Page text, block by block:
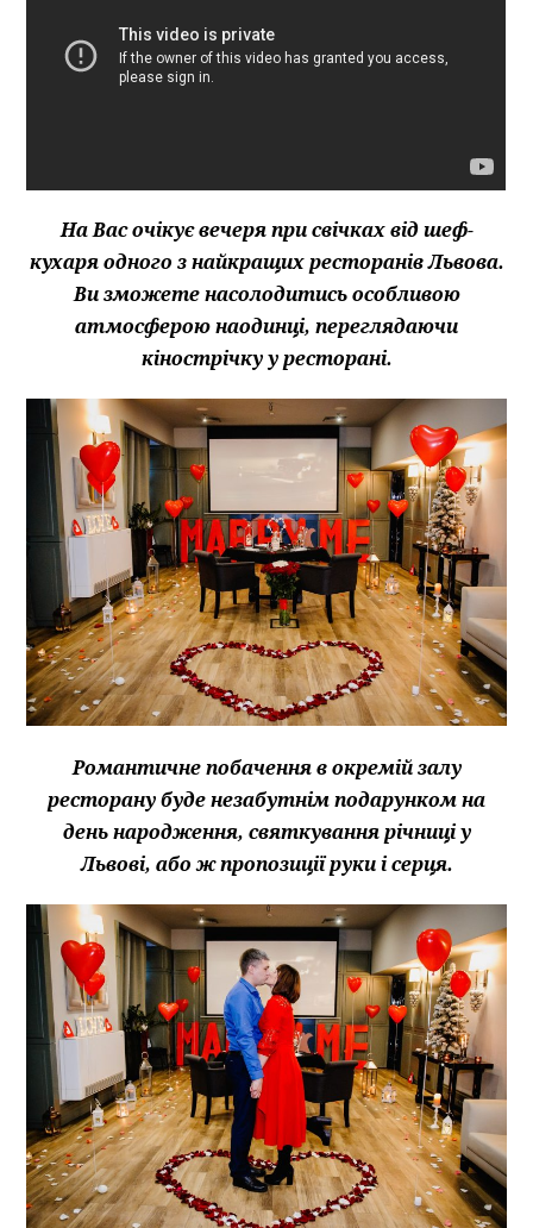
На Вас очікує вечеря при свічках від шеф-
кухаря одного з найкращих ресторанів Львова.
Ви зможете насолодитись особливою
атмосферою наодинці, переглядаючи
кінострічку у ресторані.
Романтичне побачення в окремій залу
ресторану буде незабутнім подарунком на
день народження, святкування річниці у
Львові, або ж пропозиції руки і серця.